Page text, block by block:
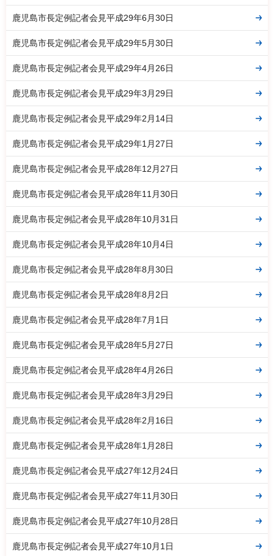
鹿児島市長定例記者会見平成29年6月30日
鹿児島市長定例記者会見平成29年5月30日
鹿児島市長定例記者会見平成29年4月26日
鹿児島市長定例記者会見平成29年3月29日
鹿児島市長定例記者会見平成29年2月14日
鹿児島市長定例記者会見平成29年1月27日
鹿児島市長定例記者会見平成28年12月27日
鹿児島市長定例記者会見平成28年11月30日
鹿児島市長定例記者会見平成28年10月31日
鹿児島市長定例記者会見平成28年10月4日
鹿児島市長定例記者会見平成28年8月30日
鹿児島市長定例記者会見平成28年8月2日
鹿児島市長定例記者会見平成28年7月1日
鹿児島市長定例記者会見平成28年5月27日
鹿児島市長定例記者会見平成28年4月26日
鹿児島市長定例記者会見平成28年3月29日
鹿児島市長定例記者会見平成28年2月16日
鹿児島市長定例記者会見平成28年1月28日
鹿児島市長定例記者会見平成27年12月24日
鹿児島市長定例記者会見平成27年11月30日
鹿児島市長定例記者会見平成27年10月28日
鹿児島市長定例記者会見平成27年10月1日